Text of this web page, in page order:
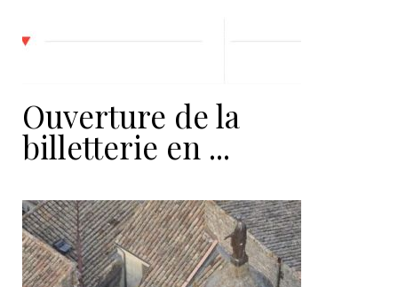
Ouverture de la
billetterie en ...